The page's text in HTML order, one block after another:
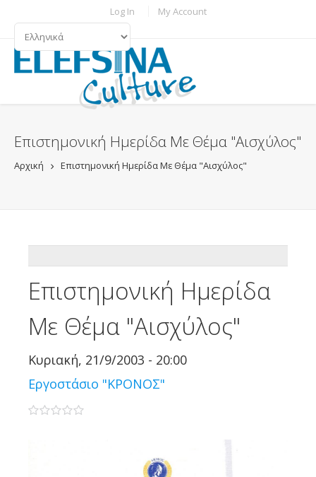
Παράκαμψη προς το κυρίως περιεχόμενο
Log In My Account
ΓΛΏΣΣΕΣ
Επιστημονική Ημερίδα Με Θέμα "Αισχύλος"
Αρχική Επιστημονική Ημερίδα Με Θέμα "Αισχύλος"
Επιστημονική Ημερίδα
Με Θέμα "Αισχύλος"
Κυριακή, 21/9/2003 - 20:00
Εργοστάσιο "ΚΡΟΝΟΣ"
0 stars